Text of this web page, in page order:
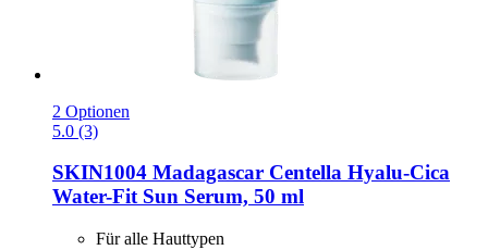
2 Optionen
5.0 (3)
SKIN1004 Madagascar Centella Hyalu-​Cica
Water-​Fit Sun Serum, 50 ml
Für alle Hauttypen